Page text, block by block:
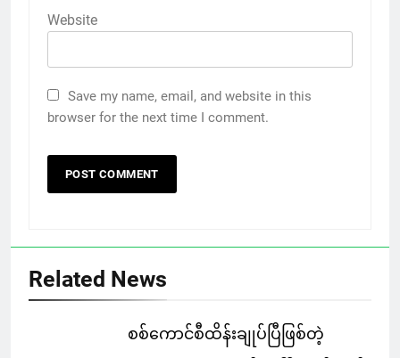
Website
Save my name, email, and website in this
browser for the next time I comment.
Related News
စစ်ကောင်စီထိန်းချုပ်ပြီဖြစ်တဲ့